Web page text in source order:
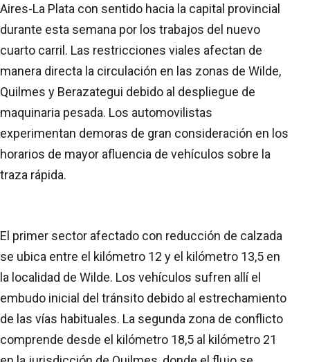
Aires-La Plata con sentido hacia la capital provincial
durante esta semana por los trabajos del nuevo
cuarto carril. Las restricciones viales afectan de
manera directa la circulación en las zonas de Wilde,
Quilmes y Berazategui debido al despliegue de
maquinaria pesada. Los automovilistas
experimentan demoras de gran consideración en los
horarios de mayor afluencia de vehículos sobre la
traza rápida.
El primer sector afectado con reducción de calzada
se ubica entre el kilómetro 12 y el kilómetro 13,5 en
la localidad de Wilde. Los vehículos sufren allí el
embudo inicial del tránsito debido al estrechamiento
de las vías habituales. La segunda zona de conflicto
comprende desde el kilómetro 18,5 al kilómetro 21